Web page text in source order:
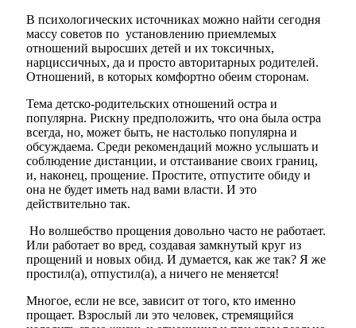
В психологических источниках можно найти сегодня
массу советов по установлению приемлемых
отношений выросших детей и их токсичных,
нарциссичных, да и просто авторитарных родителей.
Отношений, в которых комфортно обеим сторонам.
Тема детско-родительских отношений остра и
популярна. Рискну предположить, что она была остра
всегда, но, может быть, не настолько популярна и
обсуждаема. Среди рекомендаций можно услышать и
соблюдение дистанции, и отстаивание своих границ,
и, наконец, прощение. Простите, отпустите обиду и
она не будет иметь над вами власти. И это
действительно так.
Но волшебство прощения довольно часто не работает.
Или работает во вред, создавая замкнутый круг из
прощений и новых обид. И думается, как же так? Я же
простил(а), отпустил(а), а ничего не меняется!
Многое, если не все, зависит от того, кто именно
прощает. Взрослый ли это человек, стремящийся